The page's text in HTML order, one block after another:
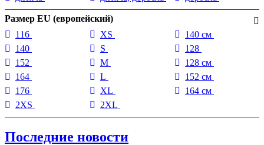
Размер EU (европейский)
116
140
152
164
176
2XS
XS
S
M
L
XL
2XL
140 см
128
128 см
152 см
164 см
Последние новости